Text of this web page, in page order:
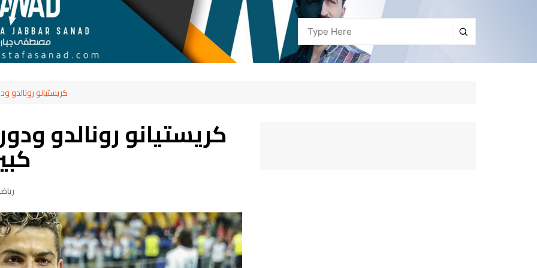
كريستيانو رونالدو
كريستيانو رونالدو